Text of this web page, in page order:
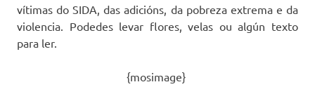
vítimas do SIDA, das adicións, da pobreza extrema e da
violencia. Podedes levar flores, velas ou algún texto
para ler.
{mosimage}